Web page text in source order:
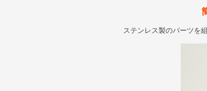
ステンレス製のパーツを